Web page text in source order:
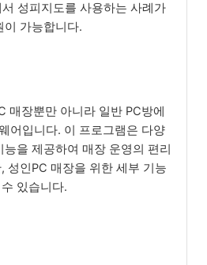
성피지도를 사용하는 사례가
이 가능합니다.
매장뿐만 아니라 일반 PC방에
어입니다. 이 프로그램은 다양
을 제공하여 매장 운영의 편리
성인PC 매장을 위한 세부 기능
있습니다.